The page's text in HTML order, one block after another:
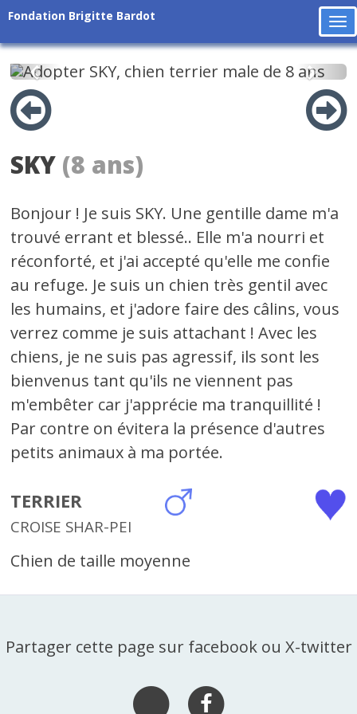
Fondation Brigitte Bardot
Précédent
SKY (8 ans)
Bonjour ! Je suis SKY. Une gentille dame m'a
trouvé errant et blessé.. Elle m'a nourri et
réconforté, et j'ai accepté qu'elle me confie
au refuge. Je suis un chien très gentil avec
les humains, et j'adore faire des câlins, vous
verrez comme je suis attachant ! Avec les
chiens, je ne suis pas agressif, ils sont les
bienvenus tant qu'ils ne viennent pas
m'embêter car j'apprécie ma tranquillité !
Par contre on évitera la présence d'autres
petits animaux à ma portée.
TERRIER
CROISE SHAR-PEI
Chien de taille moyenne
Partager cette page sur facebook ou X-twitter